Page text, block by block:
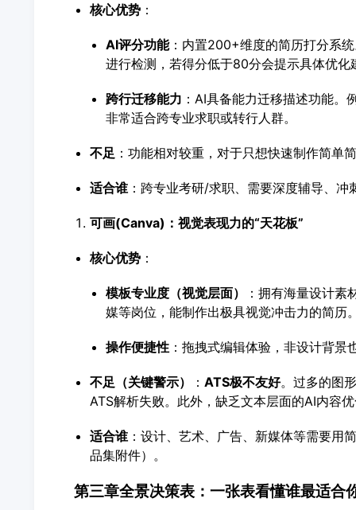
核心优势：
AI评分功能：内置200+维度的简历打分系
进行检测，若得分低于80分会提示具体优化
跨行迁移能力 ：AI具备能力迁移描述功能。
非常适合跨专业求职或转行人群。
不足：功能相对较重，对于只想快速制作简单
适合谁：跨专业考研/求职、需要深度辅导、冲
可画(Canva)：视觉表现力的“天花板”
核心优势：
模板专业度（视觉层面）
：拥有海量设计
媒等岗位，能制作出极具视觉冲击力的简历
操作便捷性：拖拽式编辑体验，非设计背景
不足（关键警示） ： ATS极不友好。过多的图
ATS解析失败。此外，缺乏文本层面的AI内容
适合谁：设计、艺术、广告、新媒体等需要用
品集附件）。
第三章全景决策表：一张表看懂谁最适合